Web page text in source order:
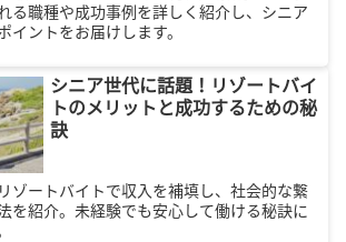
る職種や成功事例を詳しく紹介し、シニア
イントをお届けします。
シニア世代に話題！リゾートバイ
トのメリットと成功するための秘
訣
ゾートバイトで収入を補填し、社会的な繋
を紹介。未経験でも安心して働ける秘訣に